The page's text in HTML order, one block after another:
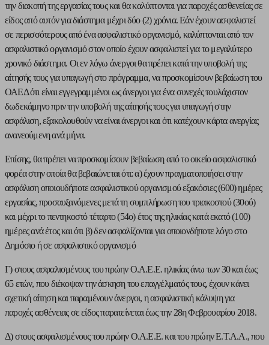
την διακοπή της εργασίας τους και θα καλύπτονται για παροχές ασθενείας σε
είδος από αυτόν για διάστημα μέχρι δύο (2) χρόνια. Εάν έχουν ασφαλιστεί
σε περισσότερους από ένα ασφαλιστικό οργανισμό, καλύπτονται από τον
ασφαλιστικό οργανισμό στον οποίο έχουν ασφαλιστεί για το μεγαλύτερο
χρονικό διάστημα. Οι εν λόγω άνεργοι θα πρέπει κατά την υποβολή της
αίτησής τους για υπαγωγή στο πρόγραμμα, να προσκομίσουν βεβαίωση του
ΟΑΕΔ ότι είναι εγγεγραμμένοι ως άνεργοι για ένα συνεχές τουλάχιστον
δωδεκάμηνο πριν την υποβολή της αίτησής τους για υπαγωγή στην
ασφάλιση, εξακολουθούν να είναι άνεργοι και ότι κατέχουν κάρτα ανεργίας
ανανεούμενη ανά μήνα.
Επίσης, θα πρέπει να προσκομίσουν βεβαίωση από το οικείο ασφαλιστικό
φορέα στην οποία θα βεβαιώνεται ότι: α) έχουν πραγματοποιήσει στην
ασφάλιση οποιουδήποτε ασφαλιστικού οργανισμού εξακόσιες (600) ημέρες
εργασίας, προσαυξανόμενες μετά τη συμπλήρωση του τριακοστού (30ού)
και μέχρι το πεντηκοστό τέταρτο (54ο) έτος της ηλικίας κατά εκατό (100)
ημέρες ανά έτος και ότι β) δεν ασφαλίζονται για οποιονδήποτε λόγο στο
Δημόσιο ή σε ασφαλιστικό οργανισμό
Γ) στους ασφαλισμένους του πρώην Ο.Α.Ε.Ε. ηλικίας άνω των 30 και έως
65 ετών, που διέκοψαν την άσκηση του επαγγέλματός τους, έχουν κάνει
σχετική αίτηση και παραμένουν άνεργοι, η ασφαλιστική κάλυψη για
παροχές ασθένειας σε είδος παρατείνεται έως την 28η Φεβρουαρίου 2018.
Δ) στους ασφαλισμένους του πρώην Ο.Α.Ε.Ε. και του πρώην Ε.Τ.Α.Α., που